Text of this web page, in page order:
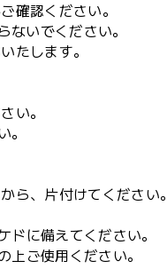
確認ください。
ないでください。
たします。
い。
。
ら、片付けてください。
に備えてください。
ご使用ください。